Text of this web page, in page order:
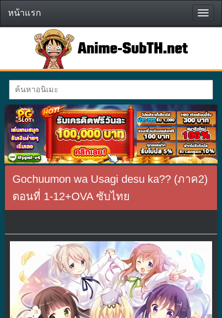
หน้า
แรก
หน้าแรก
Gochuumon wa Usagi desu ka?? (ภาค2)
ตอนที่ 1-12+OVA ซับไทย